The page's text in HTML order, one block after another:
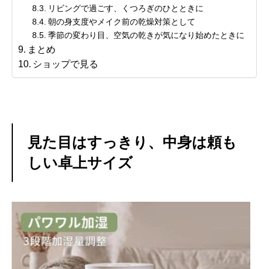
リビングで過ごす、くつろぎのひとときに
朝の身支度やメイク前の乾燥対策として
季節の変わり目、空気の乾きが気になり始めたときに
まとめ
ショップで見る
見た目はすっきり、中身は頼も
しい卓上サイズ